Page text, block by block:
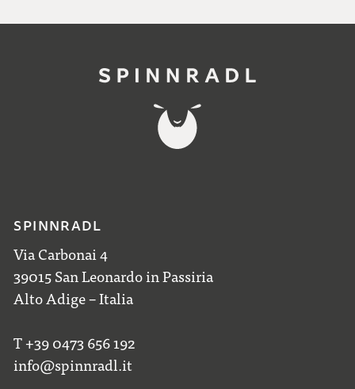
SPINNRADL
Via Carbonai 4
39015 San Leonardo in Passiria
Alto Adige – Italia
T +39 0473 656 192
info@spinnradl.it